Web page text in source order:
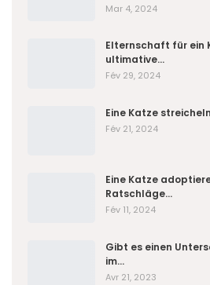
Mar 4, 2024
Elternschaft für ein
ultimative…
Fév 29, 2024
Eine Katze
Fév 21, 2024
Eine Katze
Ratschläge…
Fév 11, 2024
Gibt es einen
im…
Avr 21, 2023